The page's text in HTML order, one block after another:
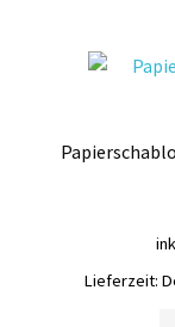
Lieferzeit: